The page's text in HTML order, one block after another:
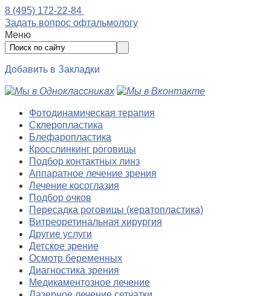
8 (495) 172-22-84
Задать вопрос офтальмологу
Меню
Добавить в Закладки
Фотодинамическая терапия
Склеропластика
Блефаропластика
Кросслинкинг роговицы
Подбор контактных линз
Аппаратное лечение зрения
Лечение косоглазия
Подбор очков
Пересадка роговицы (кератопластика)
Витреоретинальная хирургия
Другие услуги
Детское зрение
Осмотр беременных
Диагностика зрения
Медикаментозное лечение